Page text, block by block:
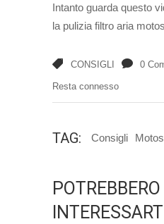
Intanto guarda questo
la pulizia filtro aria
CONSIGLI 0
Resta connesso
TAG: Consigli
POTREBBERO
INTERESSARTI